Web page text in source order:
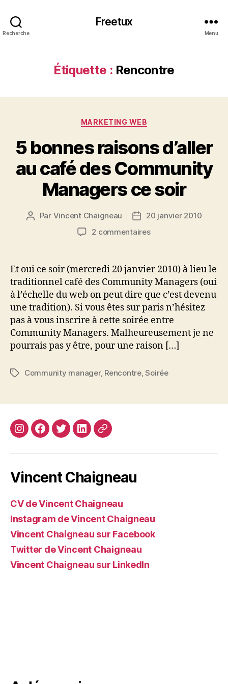
Recherche
Freetux
Menu
Étiquette : Rencontre
Catégories
MARKETING WEB
5 bonnes raisons d’aller
au café des Community
Managers ce soir
Auteur
Par Vincent Chaigneau
Date
de
20 janvier 2010
2 commentairessur
raisons
au
café
des
Community
Managers
ce
Et oui ce soir (mercredi 20 janvier 2010) à lieu le
traditionnel café des Community Managers (oui
à l’échelle du web on peut dire que c’est devenu
une tradition). Si vous êtes sur paris n’hésitez
pas à vous inscrire à cette soirée entre
Community Managers. Malheureusement je ne
pourrais pas y être, pour une raison […]
Étiquettes
Community manager, Rencontre,Soirée
InstagramFacebook
TwitterLinkedin
Site
Vincent Chaigneau
CV de Vincent Chaigneau
Instagram de Vincent Chaigneau
Vincent Chaigneau sur Facebook
Twitter de Vincent Chaigneau
Vincent Chaigneau sur LinkedIn